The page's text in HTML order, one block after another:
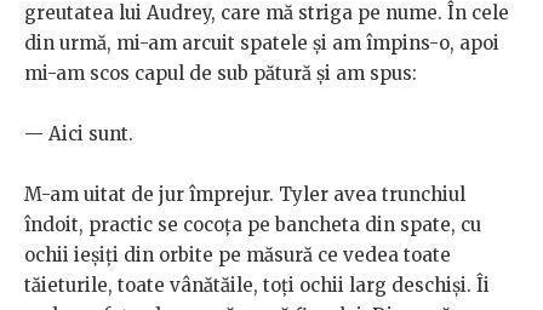
greutatea lui Audrey, care mă striga pe nume. În cele
din urmă, mi-am arcuit spatele și am împins-o, apoi
mi-am scos capul de sub pătură și am spus:
— Aici sunt.
M-am uitat de jur împrejur. Tyler avea trunchiul
îndoit, practic se cocoța pe bancheta din spate, cu
ochii ieșiți din orbite pe măsură ce vedea toate
tăieturile, toate vânătăile, toți ochii larg deschiși. Îi